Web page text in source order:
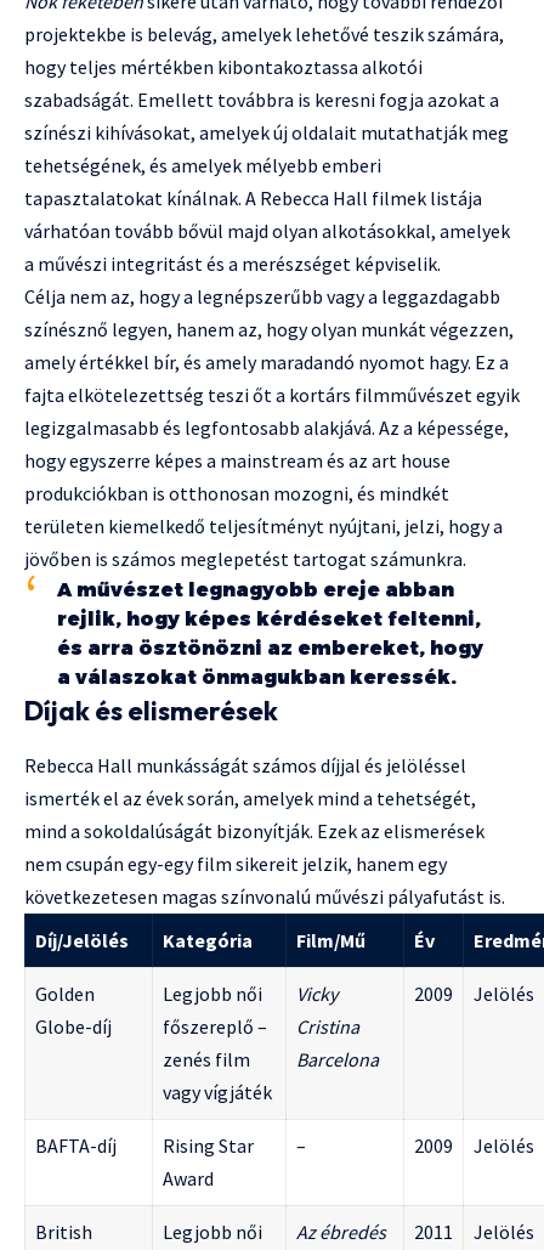
projektekbe is belevág, amelyek lehetővé teszik számára,
hogy teljes mértékben kibontakoztassa alkotói
szabadságát. Emellett továbbra is keresni fogja azokat a
színészi kihívásokat, amelyek új oldalait mutathatják meg
tehetségének, és amelyek mélyebb emberi
tapasztalatokat kínálnak. A Rebecca Hall filmek listája
várhatóan tovább bővül majd olyan alkotásokkal, amelyek
a művészi integritást és a merészséget képviselik.
Célja nem az, hogy a legnépszerűbb vagy a leggazdagabb
színésznő legyen, hanem az, hogy olyan munkát végezzen,
amely értékkel bír, és amely maradandó nyomot hagy. Ez a
fajta elkötelezettség teszi őt a kortárs filmművészet egyik
legizgalmasabb és legfontosabb alakjává. Az a képessége,
hogy egyszerre képes a mainstream és az art house
produkciókban is otthonosan mozogni, és mindkét
területen kiemelkedő teljesítményt nyújtani, jelzi, hogy a
jövőben is számos meglepetést tartogat számunkra.
A művészet legnagyobb ereje abban
rejlik, hogy képes kérdéseket feltenni,
és arra ösztönözni az embereket, hogy
a válaszokat önmagukban keressék.
Díjak és elismerések
Rebecca Hall munkásságát számos díjjal és jelöléssel
ismerték el az évek során, amelyek mind a tehetségét,
mind a sokoldalúságát bizonyítják. Ezek az elismerések
nem csupán egy-egy film sikereit jelzik, hanem egy
következetesen magas színvonalú művészi pályafutást is.
Díj/Jelölés
Kategória Film/Mű Év
Golden
Globe-díj
Legjobb női
főszereplő –
zenés film
vagy vígjáték
Vicky
Cristina
Barcelona
2009 Jelölés
BAFTA-díj
Rising Star
Award
– 2009 Jelölés
British
Legjobb női
Az ébredés 2011 Jelölés